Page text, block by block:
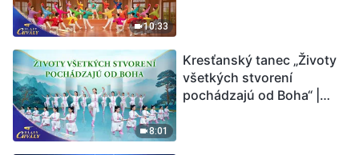
10:33
8:01
Kresťanský tanec „Životy
všetkých stvorení
pochádzajú od Boha“ |